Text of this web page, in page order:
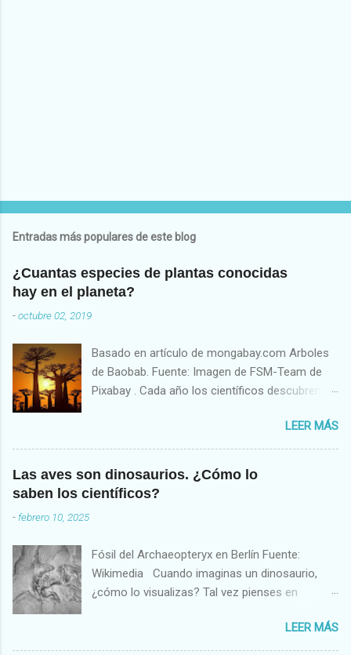
Entradas más populares de este blog
¿Cuantas especies de plantas conocidas
hay en el planeta?
-octubre 02, 2019
Basado en artículo de mongabay.com Arboles
de Baobab. Fuente: Imagen de FSM-Team de
Pixabay . Cada año los científicos descubren o
nuevas de plantas de acuerdo al reporte “
Estado de las Plantas del Mundo (State of the
World’s Plants)”, producido por investigadores
del Royal Botanic Garden en Kew, Londres,
existen unas 391,000 plantas vasculares
actualmente conocidas para la ciencia. De
éstas, un 94%, o unas 369,000 especies, son
400,000 especies de plantas, los humanos
LEER MÁS
Las aves son dinosaurios. ¿Cómo lo
saben los científicos?
- febrero 10, 2025
Fósil del Archaeopteryx en Berlín Fuente:
Wikimedia Cuando imaginas un dinosaurio,
¿cómo lo visualizas? Tal vez pienses en
Apatosaurus o el Triceratops . O quizás
imagines grandes dinosaurios acorazados
LEER MÁS